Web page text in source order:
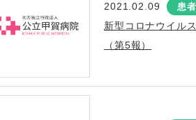
2021.02.09 患
新型コロナウイル
（第5報）